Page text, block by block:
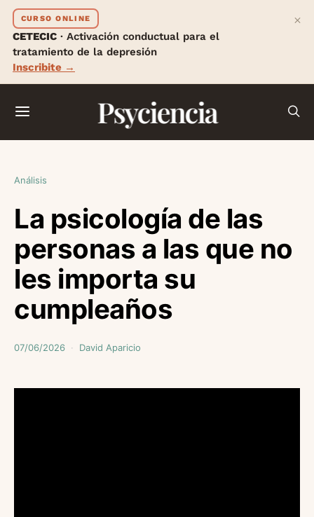
CURSO ONLINE
CETECIC · Activación conductual para el
tratamiento de la depresión
Inscribite →
×
Psyciencia
Análisis
La psicología de las
personas a las que no
les importa su
cumpleaños
07/06/2026 David Aparicio